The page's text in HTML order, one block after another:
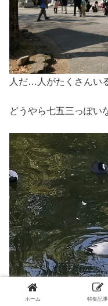
人だ…人がたくさんい
どうやら七五三っぽい
ホーム 特集記事